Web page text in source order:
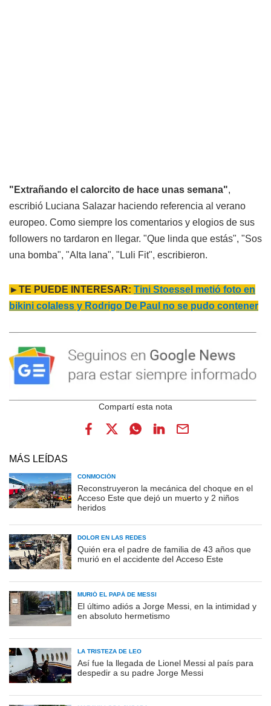
"Extrañando el calorcito de hace unas semana",
escribió Luciana Salazar haciendo referencia al verano
europeo. Como siempre los comentarios y elogios de sus
followers no tardaron en llegar. "Que linda que estás", "Sos
una bomba", "Alta lana", "Luli Fit", escribieron.
►TE PUEDE INTERESAR: Tini Stoessel metió foto en
bikini colaless y Rodrigo De Paul no se pudo contener
MÁS LEÍDAS
CONMOCIÓN
Reconstruyeron la mecánica del choque en el
Acceso Este que dejó un muerto y 2 niños
heridos
DOLOR EN LAS REDES
Quién era el padre de familia de 43 años que
murió en el accidente del Acceso Este
MURIÓ EL PAPÁ DE MESSI
El último adiós a Jorge Messi, en la intimidad y
en absoluto hermetismo
LA TRISTEZA DE LEO
Así fue la llegada de Lionel Messi al país para
despedir a su padre Jorge Messi